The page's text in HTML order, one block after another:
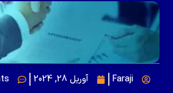
Faraji آوریل 28, 2024